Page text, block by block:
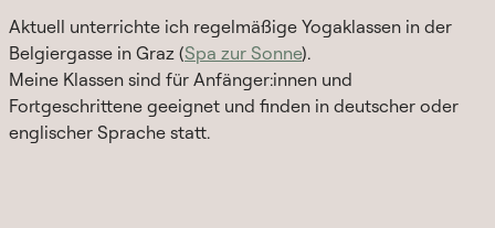
Aktuell unterrichte ich regelmäßige Yogaklassen in der
Belgiergasse in Graz (Spa zur Sonne).
Meine Klassen sind für Anfänger:innen und
Fortgeschrittene geeignet und finden in deutscher oder
englischer Sprache statt.